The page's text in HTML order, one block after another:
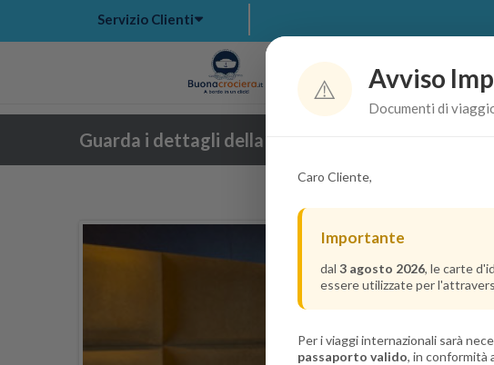
Servizio Clienti
Home Chi Siamo
Guarda i dettagli della crociera
⚠️ Avviso
Documenti di
Caro Cliente,
Importante
dal 3 agosto 2026, le carte
essere utilizzate per
Per i viaggi internazionali sarà
passaporto valido, in conformità